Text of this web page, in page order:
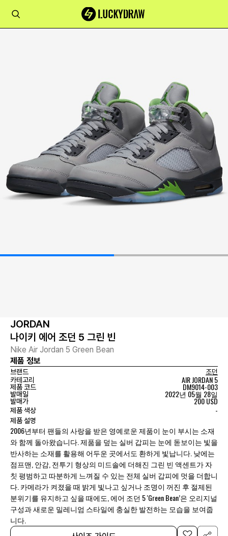
JORDAN
나이키 에어 조던 5 그린 빈
Nike Air Jordan 5 Green Bean
제품 정보
브랜드
조던
카테고리
AIR JORDAN 5
제품 코드 DM9014-003
발매일 2022년 05월 28일
발매가 200 USD
제품 색상 -
제품 설명
2006년부터 팬들의 사랑을 받은 영예로운 제품이 눈이 부시는 소재
와 함께 돌아왔습니다. 제품을 덮는 실버 갑피는 눈에 돋보이는 빛을
반사하는 소재를 활용해 어두운 곳에서도 환하게 빛납니다. 낮에는
점프맨, 안감, 전투기 형상의 미드솔에 더해진 그린 빈 액센트가 자
칫 평범하고 따분하게 느껴질 수 있는 전체 실버 갑피에 멋을 더합니
다. 카메라가 켜졌을 때 밝게 빛나고 싶거나 조명이 꺼진 후 절제된
분위기를 유지하고 싶을 때에도, 에어 조던 5 'Green Bean’은 오리지널
구성과 새로운 밀레니엄 스타일에 충실한 발전하는 모습을 보여줍
니다.